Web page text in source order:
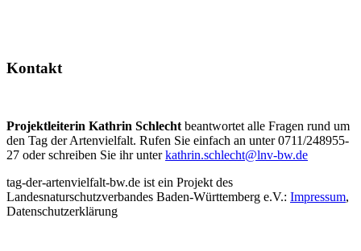
Kontakt
Projektleiterin Kathrin Schlecht beantwortet alle Fragen rund um
den Tag der Artenvielfalt. Rufen Sie einfach an unter 0711/248955-
27 oder schreiben Sie ihr unterkathrin.schlecht@lnv-bw.de
tag-der-artenvielfalt-bw.de ist ein Projekt des
Landesnaturschutzverbandes Baden-Württemberg e.V.: Impressum,
Datenschutzerklärung